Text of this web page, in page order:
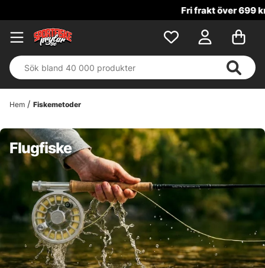
Fri frakt över 699 kr!
Hem Fiskemetoder
Flugfiske